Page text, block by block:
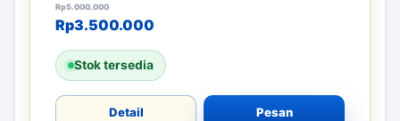
Rp5.000.000
Harga aslinya adalah: Rp5.000.000.
Rp3.500.000
Harga saat ini adalah: Rp3.500.000.
Stok tersedia
Detail Pesan